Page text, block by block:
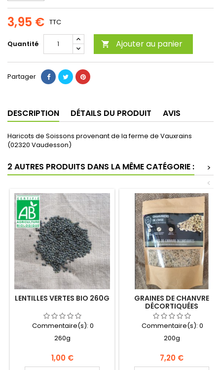
3,95 € TTC
Quantité  Ajouter au panier
Partager
DESCRIPTION DÉTAILS DU PRODUIT AVIS
Haricots de Soissons provenant de la ferme de Vauxrains
(02320 Vaudesson)
2 AUTRES PRODUITS DANS LA MÊME CATÉGORIE :
>
<
LENTILLES VERTES BIO 260G
Commentaire(s): 0
260g
Prix
1,00 €
GRAINES DE CHANVRE
DÉCORTIQUÉES
Commentaire(s): 0
200g
Prix
7,20 €